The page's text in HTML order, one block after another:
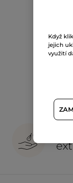
Když
jejich
využití